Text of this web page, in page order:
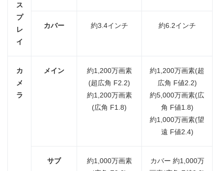
ス
プ
レ
イ
カバー 約3.4インチ 約6.2インチ
カ
メ
ラ
メイン
約1,200万画素
(超広角 F2.2)
約1,200万画素
(広角 F1.8)
約1,200万画素(超
広角 F値2.2)
約5,000万画素(広
角 F値1.8)
約1,000万画素(望
遠 F値2.4)
サブ
約1,000万画素
カバー 約1,000万